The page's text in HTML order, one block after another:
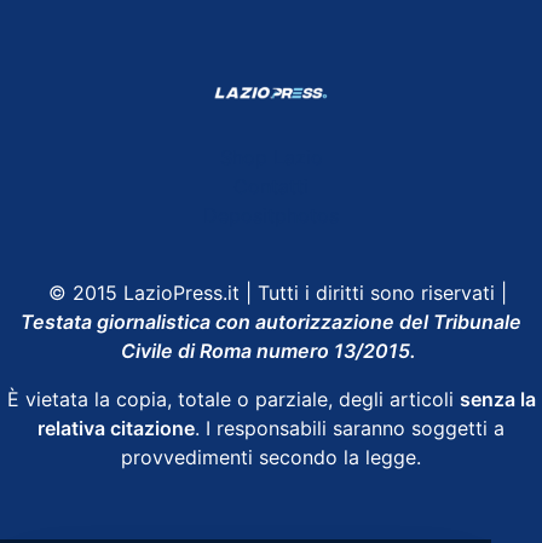
© 2015 LazioPress.it | Tutti i diritti sono riservati |
Testata giornalistica con autorizzazione del Tribunale
Civile di Roma numero 13/2015.
È vietata la copia, totale o parziale, degli articoli senza la
relativa citazione. I responsabili saranno soggetti a
provvedimenti secondo la legge.